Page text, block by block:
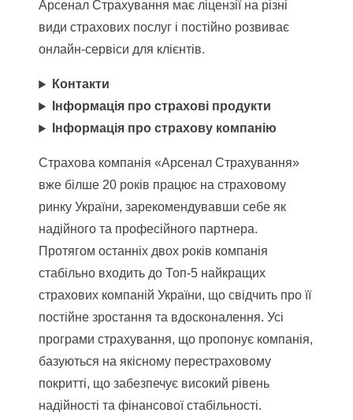
Арсенал Страхування має ліцензії на різні
види страхових послуг і постійно розвиває
онлайн-сервіси для клієнтів.
Контакти
Інформація про страхові продукти
Інформація про страхову компанію
Страхова компанія «Арсенал Страхування»
вже білше 20 років працює на страховому
ринку України, зарекомендувавши себе як
надійного та професійного партнера.
Протягом останніх двох років компанія
стабільно входить до Топ-5 найкращих
страхових компаній України, що свідчить про її
постійне зростання та вдосконалення. Усі
програми страхування, що пропонує компанія,
базуються на якісному перестраховому
покритті, що забезпечує високий рівень
надійності та фінансової стабільності.